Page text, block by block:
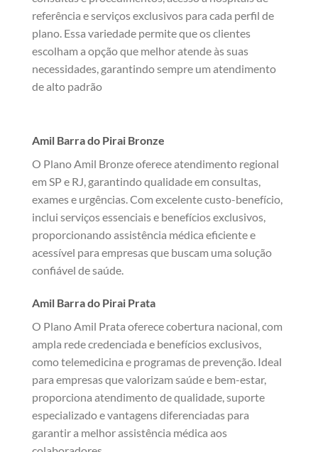
referência e serviços exclusivos para cada perfil de
plano. Essa variedade permite que os clientes
escolham a opção que melhor atende às suas
necessidades, garantindo sempre um atendimento
de alto padrão
Amil Barra do Pirai Bronze
O Plano Amil Bronze oferece atendimento regional
em SP e RJ, garantindo qualidade em consultas,
exames e urgências. Com excelente custo-benefício,
inclui serviços essenciais e benefícios exclusivos,
proporcionando assistência médica eficiente e
acessível para empresas que buscam uma solução
confiável de saúde.
Amil Barra do Pirai Prata
O Plano Amil Prata oferece cobertura nacional, com
ampla rede credenciada e benefícios exclusivos,
como telemedicina e programas de prevenção. Ideal
para empresas que valorizam saúde e bem-estar,
proporciona atendimento de qualidade, suporte
especializado e vantagens diferenciadas para
garantir a melhor assistência médica aos